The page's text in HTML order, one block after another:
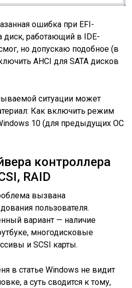
ошибка при EFI-
диск, работающий в IDE-
но допускаю подобное (в
AHCI для SATA дисков
ситуации может
Как включить режим
10 (для предыдущих ОС
контроллера
RAID
вызвана
пользователя.
вариант — наличие
многодисковые
и SCSI карты.
в статье Windows не видит
а суть сводится к тому,